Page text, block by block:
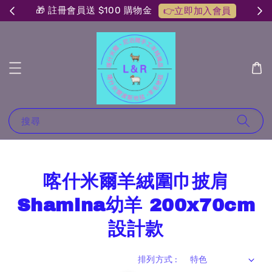
🎁 註冊會員送 $100 購物金 👉立即加入會員
搜尋
喀什米爾羊絨圍巾披肩
Shamina幼羊 200x70cm
設計款
排列方式 :